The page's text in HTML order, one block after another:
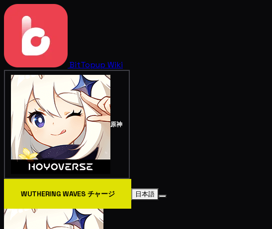
BitTopup Wiki
原神
WUTHERING WAVES チャージ 日本語